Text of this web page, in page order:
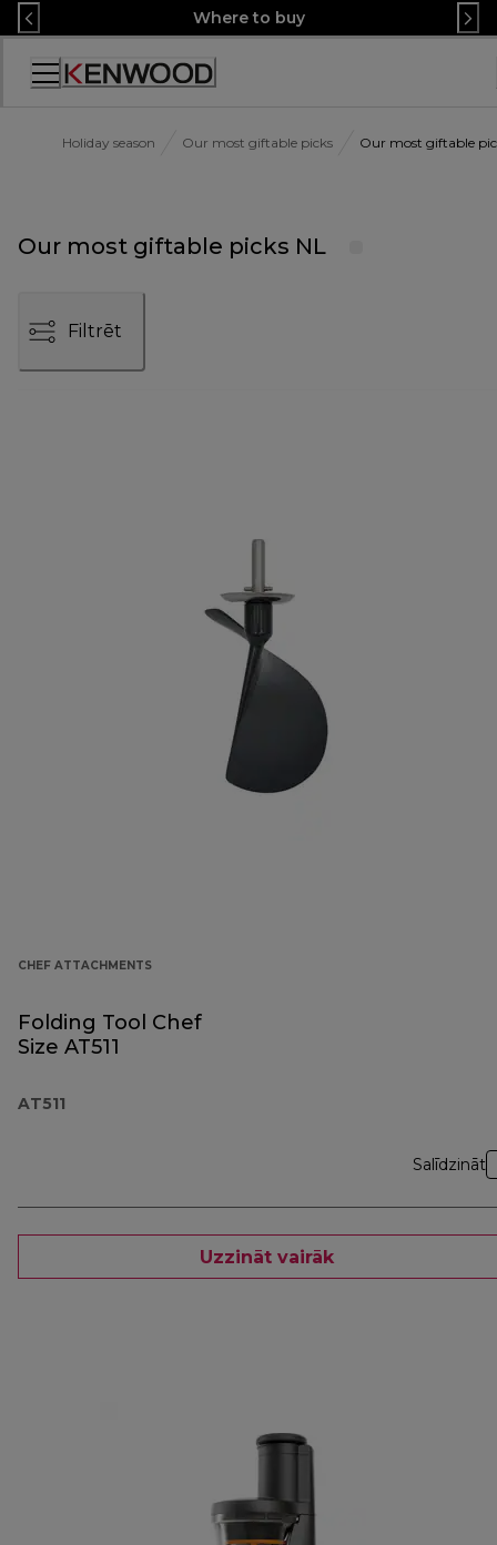
Skip
to
Content
Where to buy
Accessibility
Holiday season Our most giftable picks Our most giftable
Our most giftable picks NL
Filtrēt
CHEF ATTACHMENTS
Folding Tool Chef
Size AT511
AT511
Salīdzināt
Uzzināt vairāk